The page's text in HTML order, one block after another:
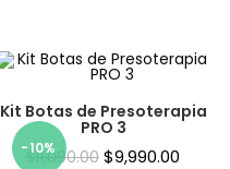
-10%
Kit Botas de Presoterapia
PRO 3
$11,090.00 $9,990.00